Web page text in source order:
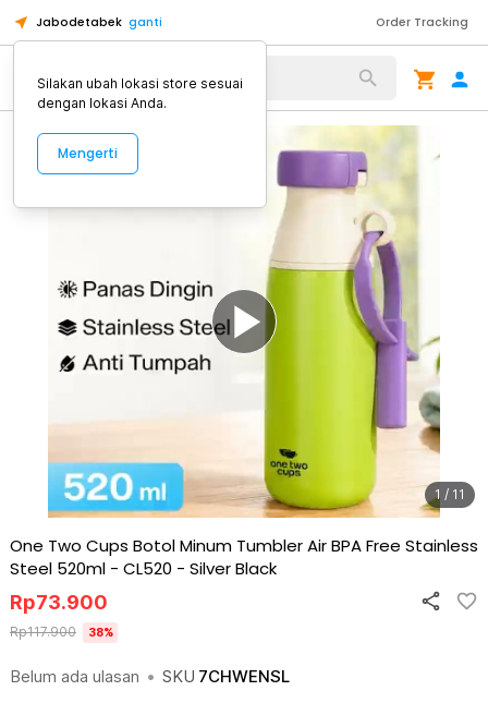
Jabodetabek ganti Order Tracking
Alat Kopi
1 / 11
One Two Cups Botol Minum Tumbler Air BPA Free Stainless
Steel 520ml - CL520 - Silver Black
Belum ada ulasan • SKU 7CHWENSL
Rp73.900
Rp117.900 38%
Silakan ubah lokasi store sesuai
dengan lokasi Anda.
Mengerti